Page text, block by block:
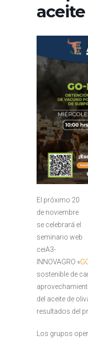
El próximo 20
de noviembre
se celebrará el
seminario web
ceiA3-
INNOVAGRO «
sostenible de
del aceite de
resultados del
Los grupos